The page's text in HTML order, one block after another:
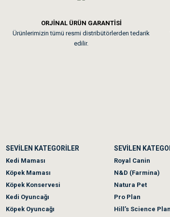
Kedilerim
Akşam
ORJİNAL ÜRÜN GARANTİSİ
Ürünlerimizin tümü resmi distribütörlerden tedarik
edilir.
SEVİLEN KATEGORİLER
Kedi Maması
Köpek Maması
Köpek Konservesi
Kedi Oyuncağı
Köpek Oyuncağı
SEVİLEN
Royal Canin
N&D (Farmina)
Natura Pet
Pro Plan
Hill’s Science Plan